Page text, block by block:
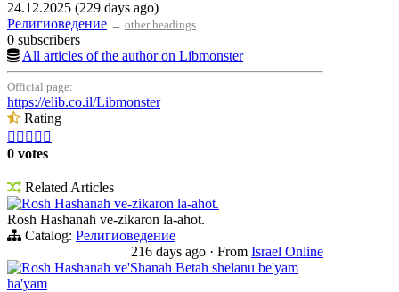
24.12.2025 (229 days ago)
Религиоведение → other headings
0 subscribers
All articles of the author on Libmonster
Official page:
https://elib.co.il/Libmonster
Rating
    
0 votes
Related Articles
Rosh Hashanah ve-zikaron la-ahot.
Rosh Hashanah ve-zikaron la-ahot.
Catalog: Религиоведение
216 days ago · From Israel Online
Rosh Hashanah ve'Shanah Betah shelanu be'yam
ha'yam